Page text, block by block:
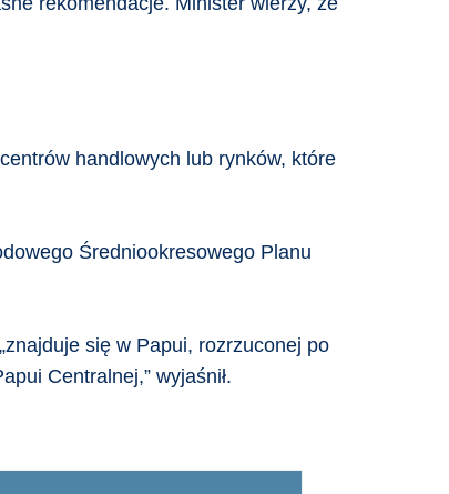
handlowych lub rynków, które
Średniookresowego Planu
się w Papui, rozrzuconej po
Centralnej,” wyjaśnił.